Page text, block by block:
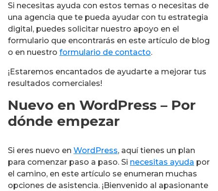
Si necesitas ayuda con estos temas o necesitas de
una agencia que te pueda ayudar con tu estrategia
digital, puedes solicitar nuestro apoyo en el
formulario que encontrarás en este artículo de blog
o en nuestro formulario de contacto.
¡Estaremos encantados de ayudarte a mejorar tus
resultados comerciales!
Nuevo en WordPress – Por
dónde empezar
Si eres nuevo en WordPress, aquí tienes un plan
para comenzar paso a paso. Si necesitas ayuda por
el camino, en este artículo se enumeran muchas
opciones de asistencia. ¡Bienvenido al apasionante